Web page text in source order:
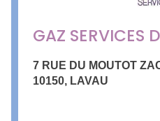
GAZ SERVICES
7 RUE DU MOUTOT
10150, LAVAU